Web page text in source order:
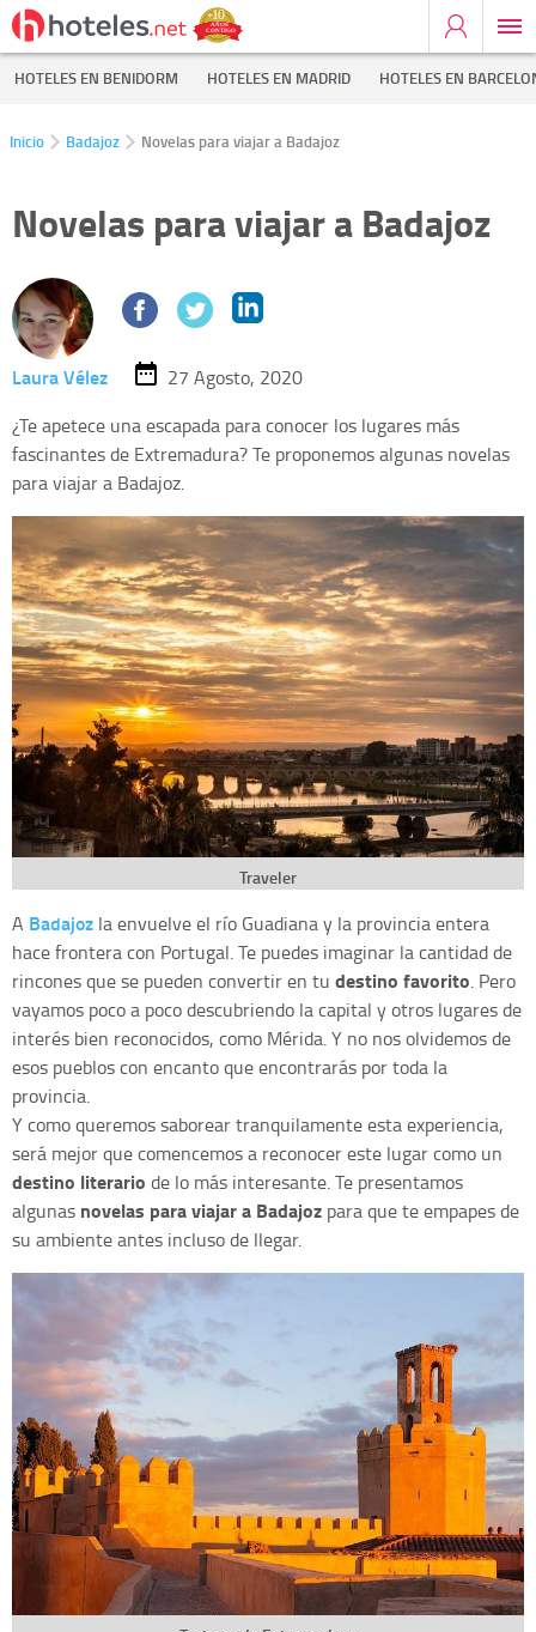
HOTELES EN BENIDORM HOTELES EN MADRID HOTELES EN
Inicio Badajoz Novelas para viajar a Badajoz
Novelas para viajar a Badajoz
Laura Vélez
27 Agosto, 2020
¿Te apetece una escapada para conocer los lugares más
fascinantes de Extremadura? Te proponemos algunas novelas
para viajar a Badajoz.
Traveler
A Badajoz la envuelve el río Guadiana y la provincia entera
hace frontera con Portugal. Te puedes imaginar la cantidad de
rincones que se pueden convertir en tu destino favorito. Pero
vayamos poco a poco descubriendo la capital y otros lugares de
interés bien reconocidos, como Mérida. Y no nos olvidemos de
esos pueblos con encanto que encontrarás por toda la
provincia.
Y como queremos saborear tranquilamente esta experiencia,
será mejor que comencemos a reconocer este lugar como un
destino literario de lo más interesante. Te presentamos
algunas novelas para viajar a Badajoz para que te empapes de
su ambiente antes incluso de llegar.